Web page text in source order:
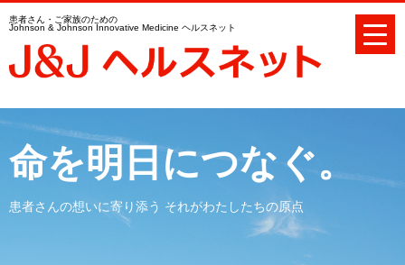
患者さん・ご家族のための
Johnson & Johnson Innovative Medicine ヘルスネット
命を明日につなぐ。
患者さんの想いに寄り添う それがわたしたちの原点